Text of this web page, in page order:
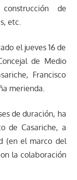
de
etc.
el jueves 16 de
de Medio
Francisco
merienda.
de duración, ha
de Casariche, a
(en el marco del
la colaboración